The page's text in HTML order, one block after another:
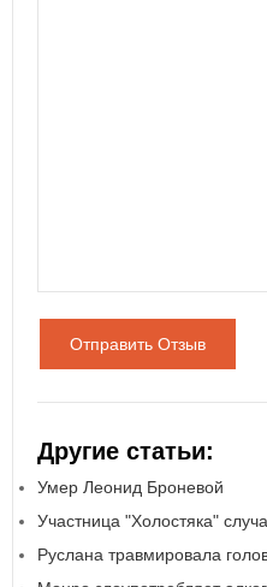
Отправить Отзыв
Другие статьи:
Умер Леонид Броневой
Участница "Холостяка"
Руслана травмировала